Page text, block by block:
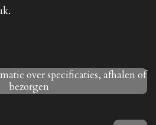
over specificaties, afhalen of
bezorgen